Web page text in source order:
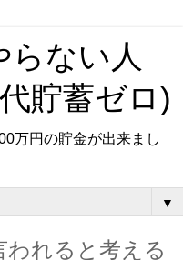
ない人
貯蓄ゼロ)
万円の貯金が出来まし
▼
れると考える